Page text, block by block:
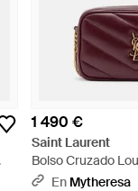
1 490 €
Saint Laurent
Bolso Cruzado
Matelasse - Morado
En Mytheresa